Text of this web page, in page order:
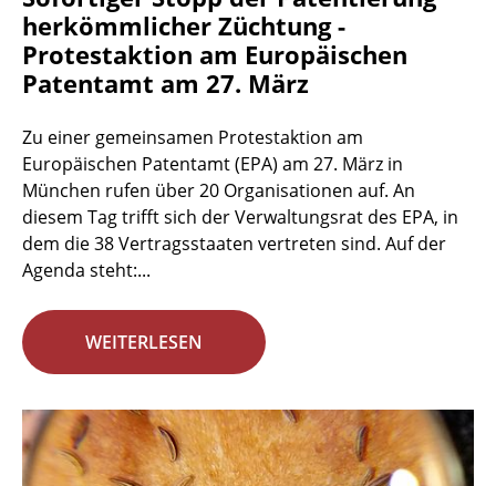
herkömmlicher Züchtung -
Protestaktion am Europäischen
Patentamt am 27. März
Zu einer gemeinsamen Protestaktion am
Europäischen Patentamt (EPA) am 27. März in
München rufen über 20 Organisationen auf. An
diesem Tag trifft sich der Verwaltungsrat des EPA, in
dem die 38 Vertragsstaaten vertreten sind. Auf der
Agenda steht:...
WEITERLESEN